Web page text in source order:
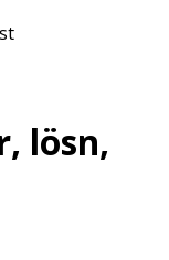
lösn,